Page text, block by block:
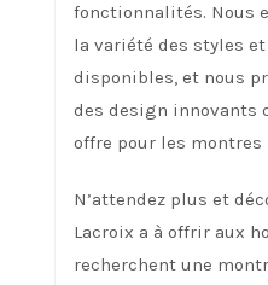
fonctionnalités. Nous
la variété des styles
disponibles, et nous
des design innovants
offre pour les montres
N’attendez plus et
Lacroix a à offrir aux
recherchent une